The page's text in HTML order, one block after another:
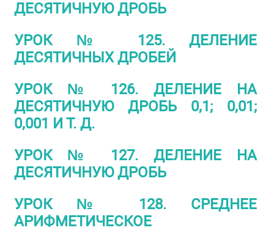
ДЕСЯТИЧНУЮ ДРОБЬ
УРОК № 125. ДЕЛЕНИЕ
ДЕСЯТИЧНЫХ ДРОБЕЙ
УРОК № 126. ДЕЛЕНИЕ НА
ДЕСЯТИЧНУЮ ДРОБЬ 0,1; 0,01;
0,001 И Т. Д.
УРОК № 127. ДЕЛЕНИЕ НА
ДЕСЯТИЧНУЮ ДРОБЬ
УРОК № 128. СРЕДНЕЕ
АРИФМЕТИЧЕСКОЕ